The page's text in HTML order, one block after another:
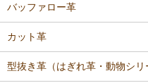
バッファロー革
カット革
型抜き革（はぎれ革・動物シリ